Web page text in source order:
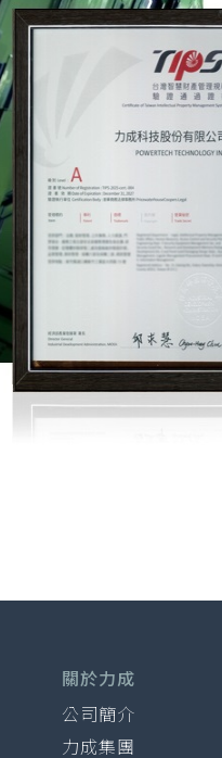
關於力成
公司簡介
力成集團